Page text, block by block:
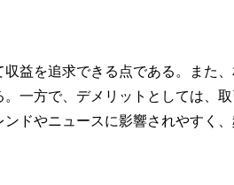
益を追求できる点である。また
一方で、デメリットとしては、
ドやニュースに影響されやすく